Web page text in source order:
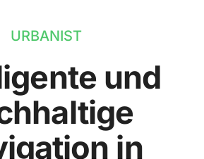
URBANIST
und
in